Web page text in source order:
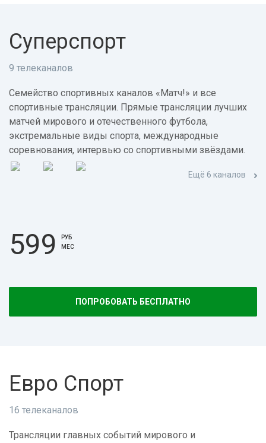
Суперспорт
9 телеканалов
Семейство спортивных каналов «Матч!» и все
спортивные трансляции. Прямые трансляции лучших
матчей мирового и отечественного футбола,
экстремальные виды спорта, международные
соревнования, интервью со спортивными звёздами.
Ещё 6 каналов
599
РУБ
МЕС
ПОПРОБОВАТЬ БЕСПЛАТНО
Евро Спорт
16 телеканалов
Трансляции главных событий мирового и